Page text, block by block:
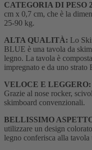
CATEGORIA DI PESO
cm x 0,7 cm, che è la
25-90 kg.
ALTA QUALITÀ: Lo
BLUE è una tavola da
legno. La tavola è
impregnato e da uno strato
VELOCE E LEGGERO:
Grazie al nose rocker,
skimboard convenzionali.
BELLISSIMO
utilizzare un design
legno conferisca alla tavola